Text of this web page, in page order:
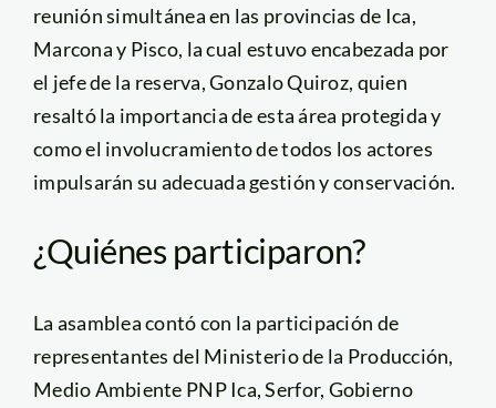
reunión simultánea en las provincias de Ica,
Marcona y Pisco, la cual estuvo encabezada por
el jefe de la reserva, Gonzalo Quiroz, quien
resaltó la importancia de esta área protegida y
como el involucramiento de todos los actores
impulsarán su adecuada gestión y conservación.
¿Quiénes participaron?
La asamblea contó con la participación de
representantes del Ministerio de la Producción,
Medio Ambiente PNP Ica, Serfor, Gobierno